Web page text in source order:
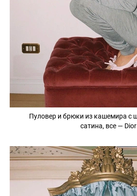
Пуловер и брюки из кашемира с
сатина, все — Dior